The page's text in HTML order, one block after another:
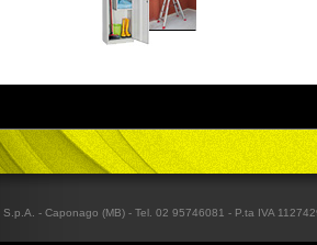
S.p.A. - Caponago (MB) - Tel. 02 95746081 - P.ta IVA